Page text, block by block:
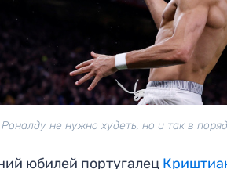
не нужно худеть, но и так в
юбилей португалец